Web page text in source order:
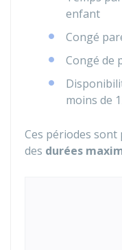
enfant
Congé
Congé de
moins de
Ces périodes sont
des durées